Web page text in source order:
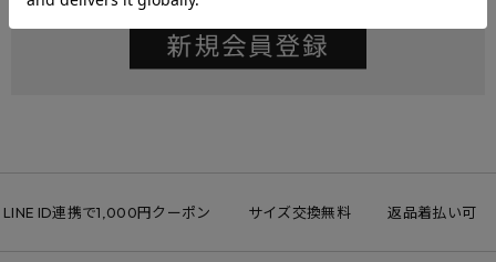
ID連携で1,000円クーポン サイズ交換無料 返品着払い可